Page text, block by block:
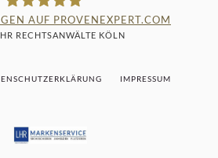
AUF PROVENEXPERT.COM
RECHTSANWÄLTE KÖLN
IMPRESSUM